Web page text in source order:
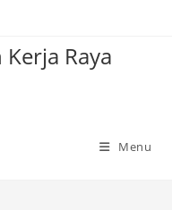
Raya
Menu